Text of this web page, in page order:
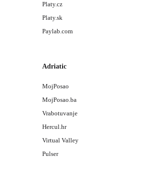
Platy.cz
Platy.sk
Paylab.com
Adriatic
MojPosao
MojPosao.ba
Vrabotuvanje
Hercul.hr
Virtual Valley
Pulser